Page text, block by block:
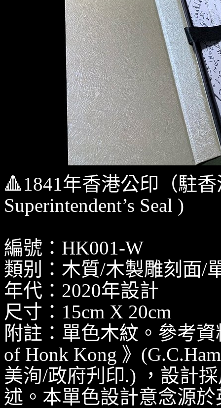
🔺1841年香港公印（駐
Superintendent’s Seal )
編號：HK001-W
類别：木質/木製雕刻面/
年代：2020年設計
尺寸：15cm X 20cm
附註：單色木紋。參考資
of Honk Kong 》
美洵/政府刋印.) ，設計
述。本單色設計意念源